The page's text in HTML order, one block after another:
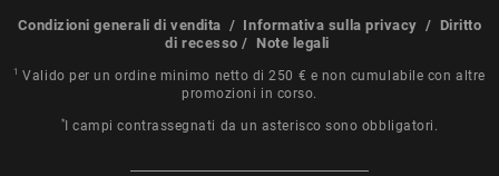
Condizioni generali di vendita / Informativa sulla privacy / Diritto
di recesso / Note legali
1Valido per un ordine minimo netto di 250 € e non cumulabile con altre
promozioni in corso.
* I campi contrassegnati da un asterisco sono obbligatori.